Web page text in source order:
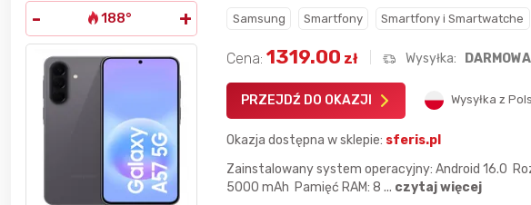
- 188° + Samsung Smartfony Smartfony i Smartwatche
Cena: 1319.00 zł Wysyłka: DARMOWA
PRZEJDŹ DO OKAZJI Wysyłka z
Okazja dostępna w sklepie: sferis.pl
Zainstalowany system operacyjny: Android 16.0
5000 mAh Pamięć RAM: 8 ... czytaj więcej